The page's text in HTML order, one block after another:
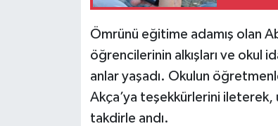
Ömrünü eğitime adamış olan
öğrencilerinin alkışları ve okul
anlar yaşadı. Okulun
Akça’ya teşekkürlerini ileterek,
takdirle andı.